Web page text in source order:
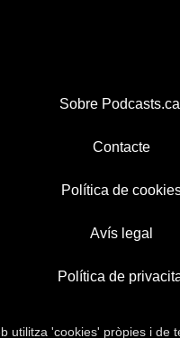
Sobre
Contacte
Política de
Avís legal
Política de
utilitza 'cookies' pròpies i de